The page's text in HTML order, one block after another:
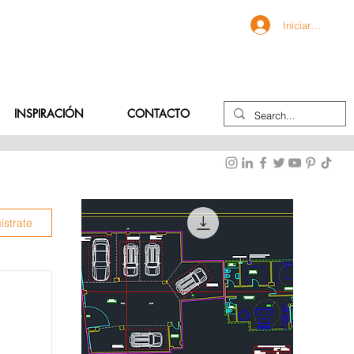
INSPIRACIÓN CONTACTO
Iniciar sesión